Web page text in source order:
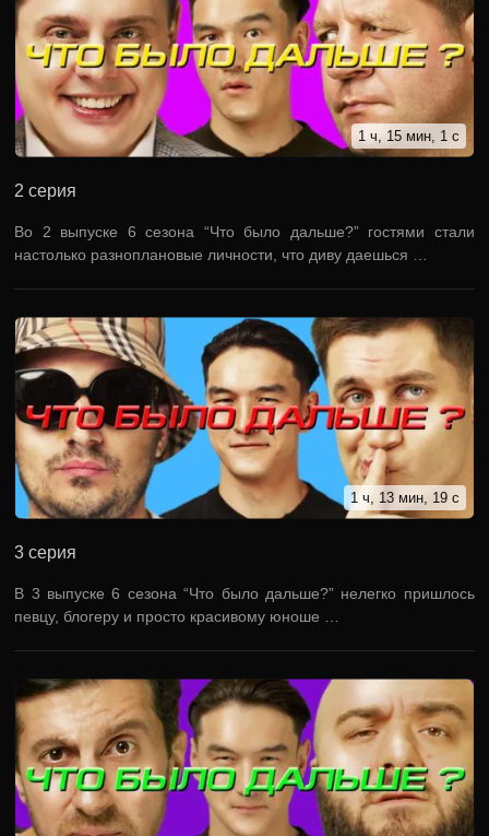
1 ч, 15 мин, 1 с
2 серия
Во 2 выпуске 6 сезона “Что было дальше?” гостями стали
настолько разноплановые личности, что диву даешься …
1 ч, 13 мин, 19 с
3 серия
В 3 выпуске 6 сезона “Что было дальше?” нелегко пришлось
певцу, блогеру и просто красивому юноше …